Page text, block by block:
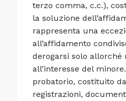
terzo comma, c.c.),
la soluzione
rappresenta una
all’affidamento
derogarsi solo allorché
all’interesse del
probatorio, costituito
registrazioni,